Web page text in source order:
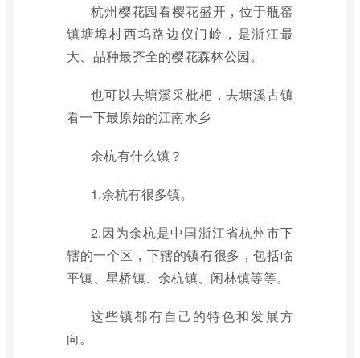
杭州樱花园看樱花盛开，位于瓶窑
镇塘埠村西坞路边仪门岭，是浙江最
大、品种最齐全的樱花森林公园。
也可以去塘溪采枇杷，去塘溪古镇
看一下最原始的江南水乡
余杭有什么镇？
1.余杭有很多镇。
2.因为余杭是中国浙江省杭州市下
辖的一个区，下辖的镇有很多，包括临
平镇、星桥镇、余杭镇、闲林镇等等。
这些镇都有自己的特色和发展方
向。